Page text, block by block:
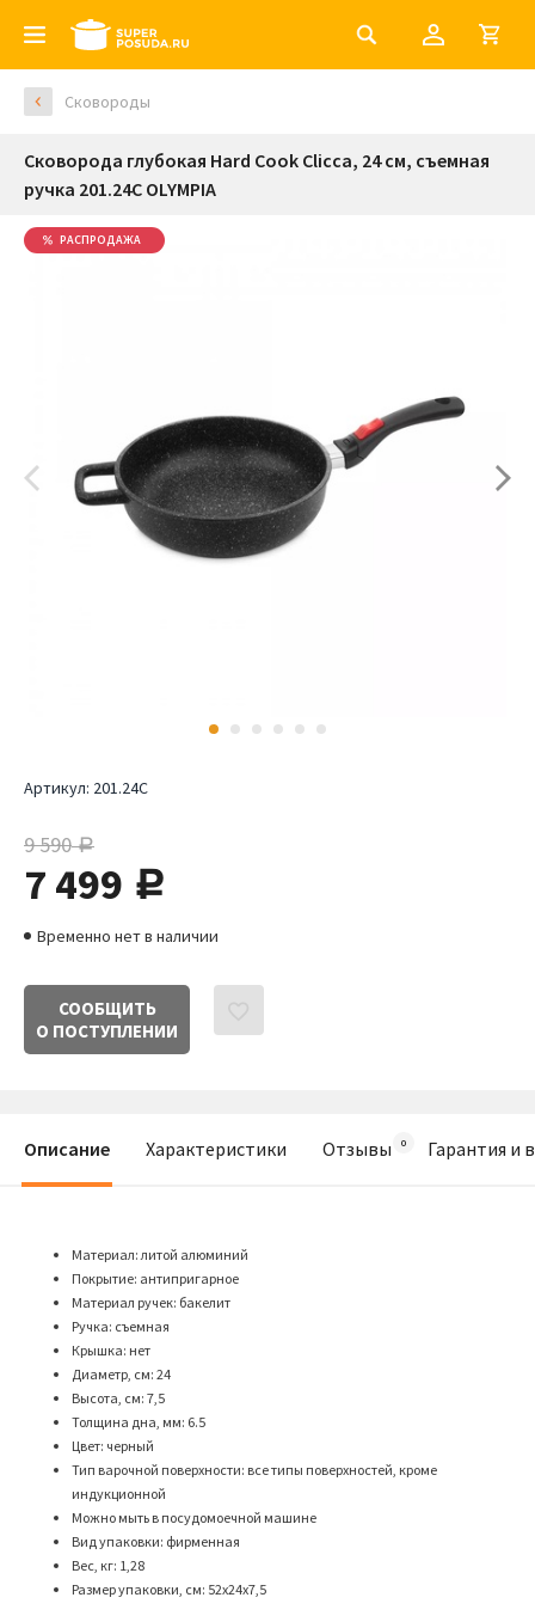
Сковороды
Сковорода глубокая Hard Cook Clicca, 24 см, съемная
ручка 201.24C OLYMPIA
РАСПРОДАЖА
Артикул: 201.24C
9 590руб.
7 499 руб.
Временно нет в наличии
СООБЩИТЬ
О ПОСТУПЛЕНИИ
Описание Характеристики Отзывы Гарантия и
Материал: литой алюминий
Покрытие: антипригарное
Материал ручек: бакелит
Ручка: съемная
Крышка: нет
Диаметр, см: 24
Высота, см: 7,5
Толщина дна, мм: 6.5
Цвет: черный
Тип варочной поверхности: все типы поверхностей, кроме
индукционной
Можно мыть в посудомоечной машине
Вид упаковки: фирменная
Вес, кг: 1,28
Размер упаковки, см: 52х24х7,5